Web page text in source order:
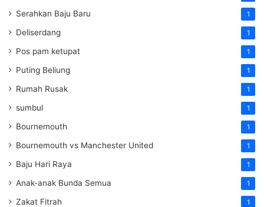
Serahkan Baju Baru 1
Deliserdang 1
Pos pam ketupat 1
Puting Beliung 1
Rumah Rusak 1
sumbul 1
Bournemouth 1
Bournemouth vs Manchester United 1
Baju Hari Raya 1
Anak-anak Bunda Semua 1
Zakat Fitrah 1